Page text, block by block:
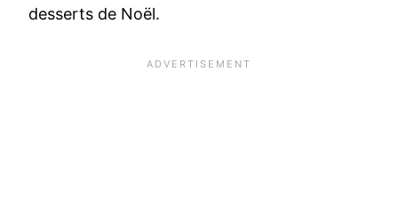
desserts de Noël.